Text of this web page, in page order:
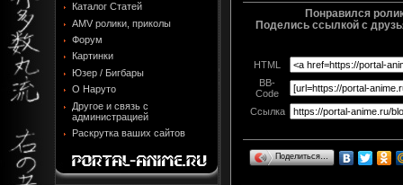
Каталог Статей
AMV ролики, приколы
Форум
Картинки
Юзер / Бигбары
О Наруто
Другое и связь с
администрацией
Раскрутка ваших сайтов
Понравился
Поделись ссылкой с
HTML
BB-
Code
Ссылка
Поделиться…